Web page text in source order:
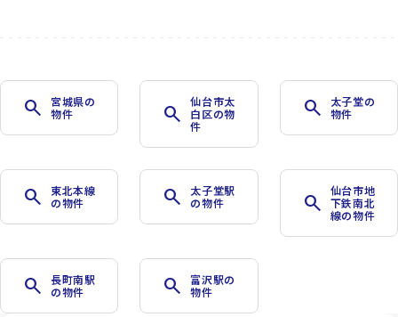
search
宮城県の
物件
search
仙台市太
白区の物
件
search
太子堂の
物件
search
東北本線
の物件
search
太子堂駅
の物件
search
仙台市地
下鉄南北
線の物件
search
長町南駅
の物件
search
富沢駅の
物件